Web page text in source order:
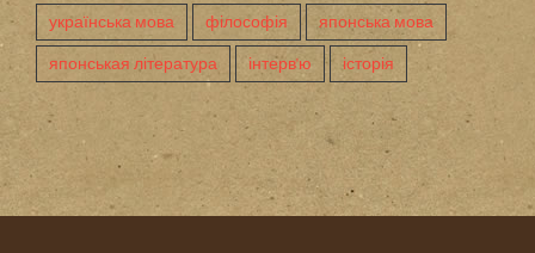
українська мова філософія японська мова
японськая література інтерв'ю історія